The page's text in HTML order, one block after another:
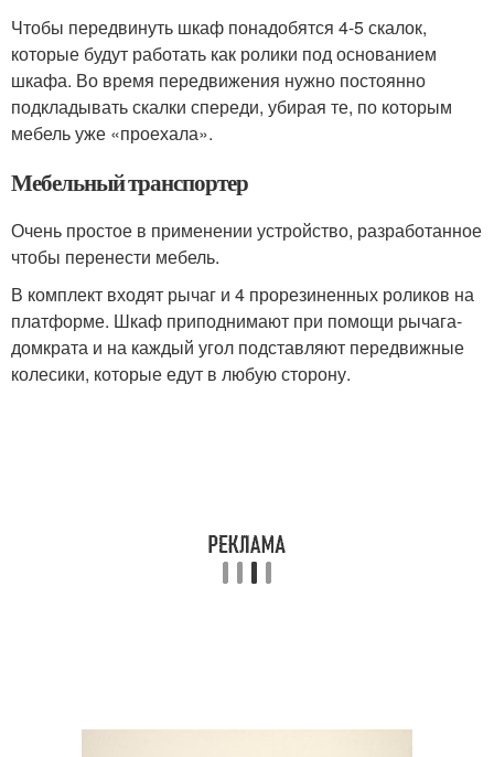
Чтобы передвинуть шкаф понадобятся 4-5 скалок,
которые будут работать как ролики под основанием
шкафа. Во время передвижения нужно постоянно
подкладывать скалки спереди, убирая те, по которым
мебель уже «проехала».
Мебельный транспортер
Очень простое в применении устройство, разработанное
чтобы перенести мебель.
В комплект входят рычаг и 4 прорезиненных роликов на
платформе. Шкаф приподнимают при помощи рычага-
домкрата и на каждый угол подставляют передвижные
колесики, которые едут в любую сторону.